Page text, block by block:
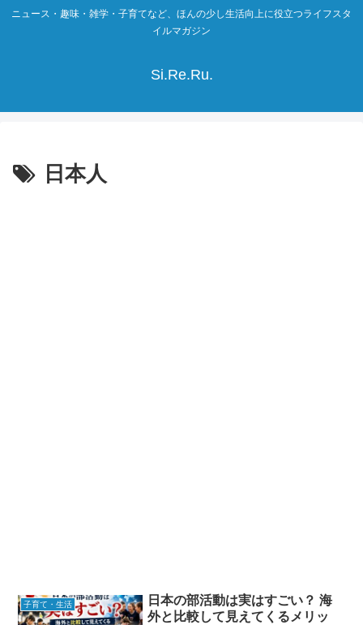
ニュース・趣味・雑学・子育てなど、ほんの少し生活向上に役立つライフスタ
イルマガジン
Si.Re.Ru.
日本人
子育て・生活
日本の部活動は実はすごい？ 海
外と比較して見えてくるメリッ